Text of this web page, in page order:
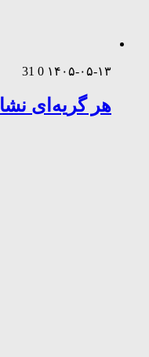
۱۴۰۵-۰۵-۱۳ 0
31
هر گریه‌ای